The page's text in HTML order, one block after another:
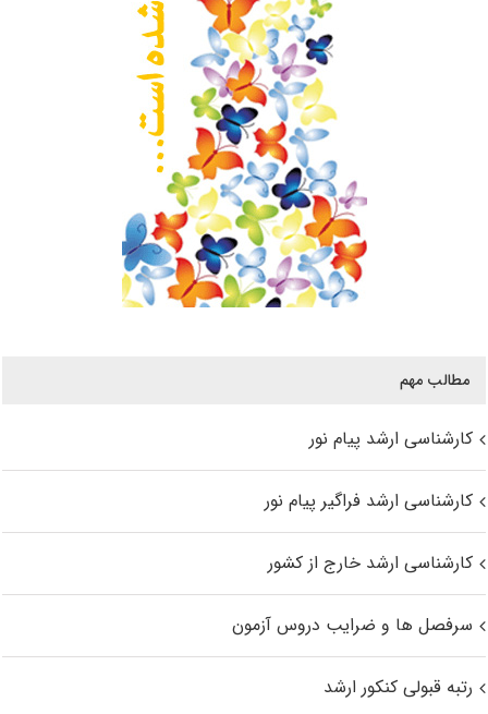
مطالب مهم
کارشناسی ارشد پیام نور
کارشناسی ارشد فراگیر پیام نور
کارشناسی ارشد خارج از کشور
سرفصل ها و ضرایب دروس آزمون
رتبه قبولی کنکور ارشد